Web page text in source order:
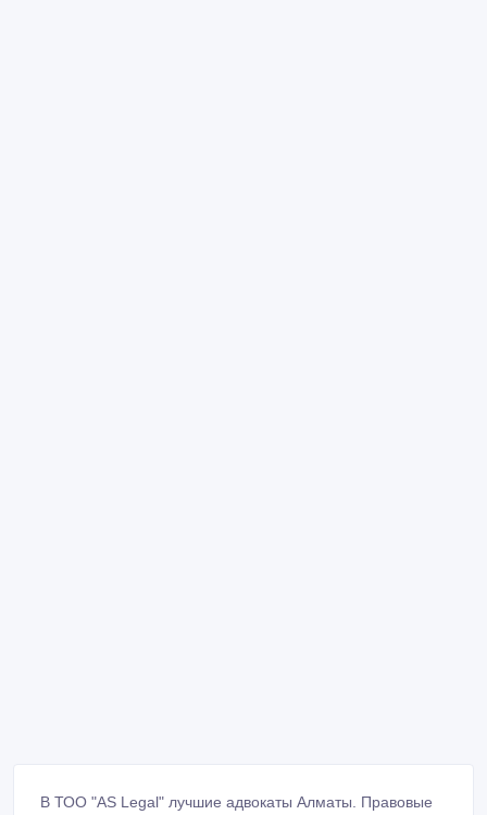
В ТОО "AS Legal" лучшие адвокаты Алматы. Правовые